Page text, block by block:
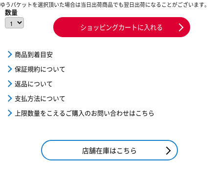
ゆうパケットを選択頂いた場合は当日出荷商品でも翌日出荷になることがございます。
数量
ショッピングカートに入れる
商品到着目安
保証規約について
返品について
支払方法について
上限数量をこえるご購入のお問い合わせはこちら
店舗在庫はこちら